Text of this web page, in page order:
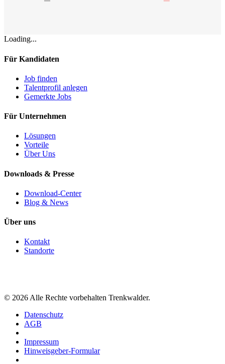
Loading...
Für Kandidaten
Job finden
Talentprofil anlegen
Gemerkte Jobs
Für Unternehmen
Lösungen
Vorteile
Über Uns
Downloads & Presse
Download-Center
Blog & News
Über uns
Kontakt
Standorte
© 2026 Alle Rechte vorbehalten Trenkwalder.
Datenschutz
AGB
Impressum
Hinweisgeber-Formular